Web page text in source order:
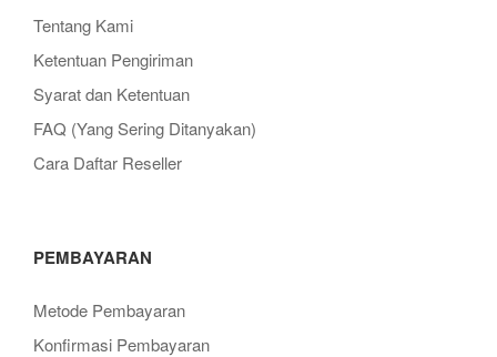
Tentang Kami
Ketentuan Pengiriman
Syarat dan Ketentuan
FAQ (Yang Sering Ditanyakan)
Cara Daftar Reseller
PEMBAYARAN
Metode Pembayaran
Konfirmasi Pembayaran